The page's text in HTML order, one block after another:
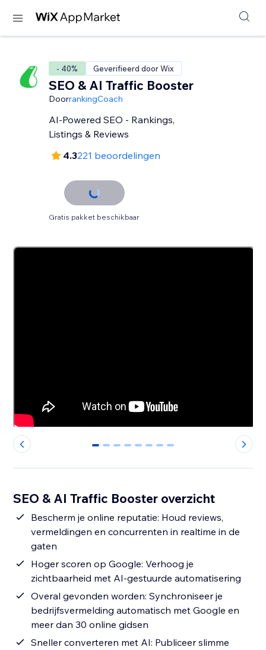
- 40% Geverifieerd door Wix
SEO & AI Traffic Booster
DoorrankingCoach
AI-Powered SEO - Rankings,
Listings & Reviews
4.3221 beoordelingen
Gratis pakket beschikbaar
0 1 2 3 4 5 6 7
SEO & AI Traffic Booster overzicht
Bescherm je online reputatie: Houd reviews,
vermeldingen en concurrenten in realtime in de
gaten
Hoger scoren op Google: Verhoog je
zichtbaarheid met AI-gestuurde automatisering
Overal gevonden worden: Synchroniseer je
bedrijfsvermelding automatisch met Google en
meer dan 30 online gidsen
Sneller converteren met AI: Publiceer slimme